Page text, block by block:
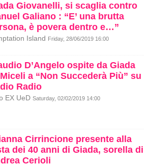
Giovanelli, si scaglia contro
Galiano : “E’ una brutta
è povera dentro e…”
Island Friday, 28/06/2019 16:00
D’Angelo ospite da Giada
a “Non Succederà Più” su
Radio
EX UeD Saturday, 02/02/2019 14:00
Cirrincione presente alla
dei 40 anni di Giada, sorella di
Cerioli